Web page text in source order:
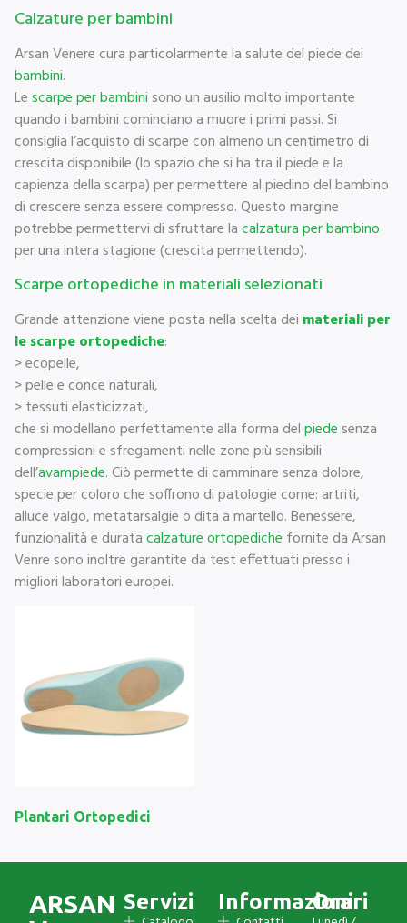
Calzature per bambini
Arsan Venere cura particolarmente la salute del piede dei
bambini.
Lescarpe per bambini sono un ausilio molto importante
quando i bambini cominciano a muore i primi passi. Si
consiglia l’acquisto di scarpe con almeno un centimetro di
crescita disponibile (lo spazio che si ha tra il piede e la
capienza della scarpa) per permettere al piedino del bambino
di crescere senza essere compresso. Questo margine
potrebbe permettervi di sfruttare lacalzatura per bambino
per una intera stagione (crescita permettendo).
Scarpe ortopediche in materiali selezionati
Grande attenzione viene posta nella scelta dei materiali per
le scarpe ortopediche:
> ecopelle,
> pelle e conce naturali,
> tessuti elasticizzati,
che si modellano perfettamente alla forma delpiede senza
compressioni e sfregamenti nelle zone più sensibili
dell’avampiede. Ciò permette di camminare senza dolore,
specie per coloro che soffrono di patologie come: artriti,
alluce valgo, metatarsalgie o dita a martello. Benessere,
funzionalità e duratacalzature ortopediche fornite da Arsan
Venre sono inoltre garantite da test effettuati presso i
migliori laboratori europei.
Plantari Ortopedici
ARSAN Servizi Informazioni
Orari